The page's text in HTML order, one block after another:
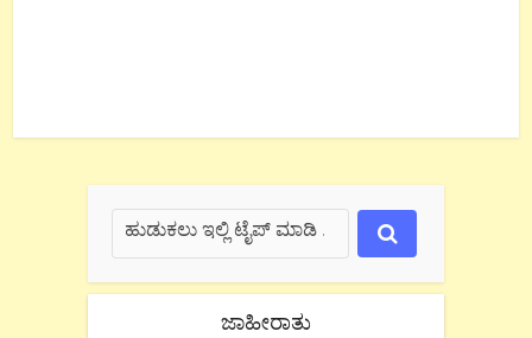
ಜಾಹೀರಾತು